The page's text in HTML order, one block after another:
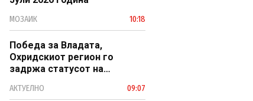
МОЗАИК 10:18
Победа за Владата,
Охридскиот регион го
задржа статусот на
наследство
АКТУЕЛНО 09:07